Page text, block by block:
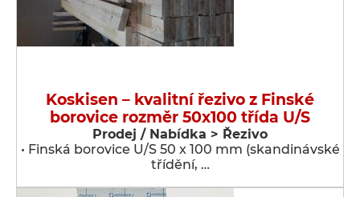
Koskisen – kvalitní řezivo z Finské
borovice rozměr 50x100 třída U/S
Prodej / Nabídka > Řezivo
• Finská borovice U/S 50 x 100 mm (skandinávské
třídění, …